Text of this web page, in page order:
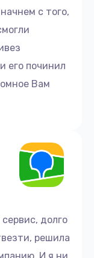
с того,
его починил
Вам
долго
решила